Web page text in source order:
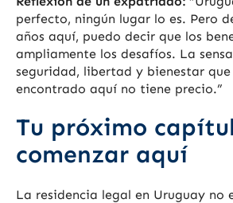
perfecto, ningún lugar lo es. Pero
años aquí, puedo decir que los
ampliamente los desafíos. La
seguridad, libertad y bienestar que
encontrado aquí no tiene precio.”
Tu próximo
comenzar aquí
La residencia legal en Uruguay no